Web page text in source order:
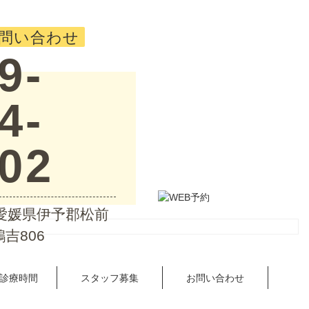
い合わせ
媛県伊予郡松前
吉806
療時間 スタッフ募集 お問い合わせ